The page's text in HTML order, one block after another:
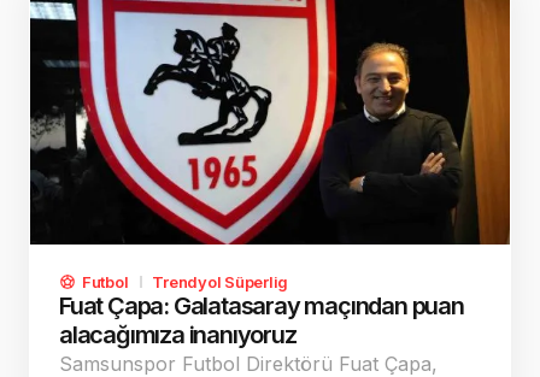
Futbol Trendyol Süperlig
Fuat Çapa: Galatasaray maçından puan
alacağımıza inanıyoruz
Samsunspor Futbol Direktörü Fuat Çapa,